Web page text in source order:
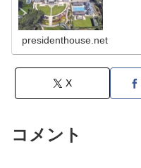
presidenthouse.net
X
コメント